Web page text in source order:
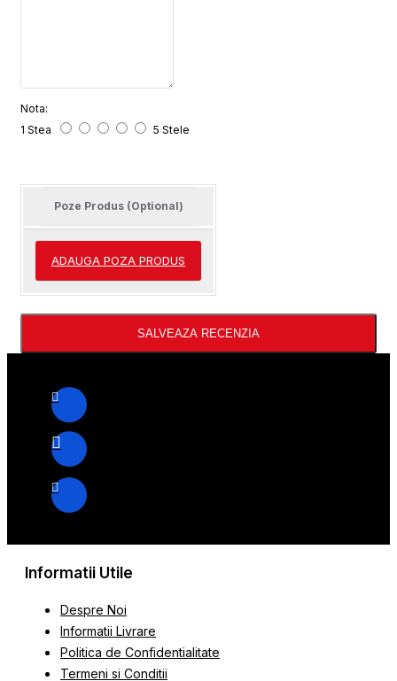
Nota:
1 Stea
5 Stele
Poze Produs (Optional)
ADAUGA POZA PRODUS
SALVEAZA RECENZIA
Informatii Utile
Despre Noi
Informatii Livrare
Politica de Confidentialitate
Termeni si Conditii